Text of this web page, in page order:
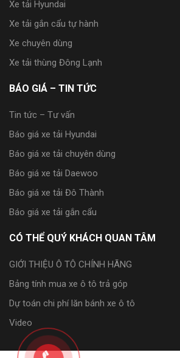
Xe tải Hyundai
Xe tải gắn cẩu tự hành
Xe chuyên dùng
Xe tải thùng Đông Lạnh
BÁO GIÁ – TIN TỨC
Tin tức – Tư vấn
Báo giá xe tải Hyundai
Báo giá xe tải chuyên dùng
Báo giá xe tải Daewoo
Báo giá xe tải Đô Thành
Báo giá xe tải gắn cẩu
CÓ THỂ QUÝ KHÁCH QUAN TÂM
GIỚI THIỆU Ô TÔ CHÍNH HÃNG
Bảng tính mua xe ô tô trả góp
Dự toán chi phí lăn bánh xe ô tô
Video